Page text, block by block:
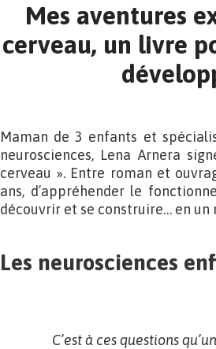
Mes aventures
cerveau, un livre
Maman de 3 enfants et
neurosciences, Lena Arnera
cerveau ». Entre roman et
ans, d’appréhender le
découvrir et se construire… en
Les neurosciences
C’est à ces questions